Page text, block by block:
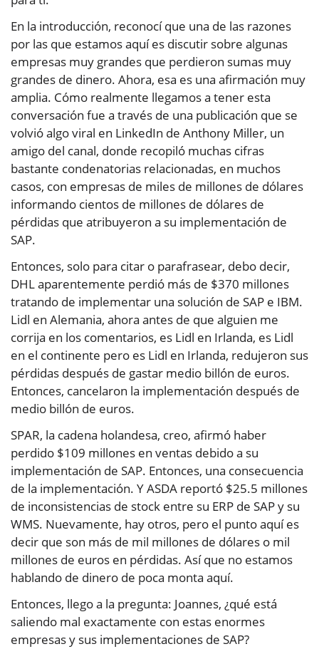
En la introducción, reconocí que una de las razones
por las que estamos aquí es discutir sobre algunas
empresas muy grandes que perdieron sumas muy
grandes de dinero. Ahora, esa es una afirmación muy
amplia. Cómo realmente llegamos a tener esta
conversación fue a través de una publicación que se
volvió algo viral en LinkedIn de Anthony Miller, un
amigo del canal, donde recopiló muchas cifras
bastante condenatorias relacionadas, en muchos
casos, con empresas de miles de millones de dólares
informando cientos de millones de dólares de
pérdidas que atribuyeron a su implementación de
SAP.
Entonces, solo para citar o parafrasear, debo decir,
DHL aparentemente perdió más de $370 millones
tratando de implementar una solución de SAP e IBM.
Lidl en Alemania, ahora antes de que alguien me
corrija en los comentarios, es Lidl en Irlanda, es Lidl
en el continente pero es Lidl en Irlanda, redujeron sus
pérdidas después de gastar medio billón de euros.
Entonces, cancelaron la implementación después de
medio billón de euros.
SPAR, la cadena holandesa, creo, afirmó haber
perdido $109 millones en ventas debido a su
implementación de SAP. Entonces, una consecuencia
de la implementación. Y ASDA reportó $25.5 millones
de inconsistencias de stock entre su ERP de SAP y su
WMS. Nuevamente, hay otros, pero el punto aquí es
decir que son más de mil millones de dólares o mil
millones de euros en pérdidas. Así que no estamos
hablando de dinero de poca monta aquí.
Entonces, llego a la pregunta: Joannes, ¿qué está
saliendo mal exactamente con estas enormes
empresas y sus implementaciones de SAP?